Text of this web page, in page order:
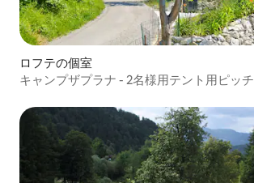
ロフテの個室
キャンプザプラナ - 2名様用テント用ピッチ